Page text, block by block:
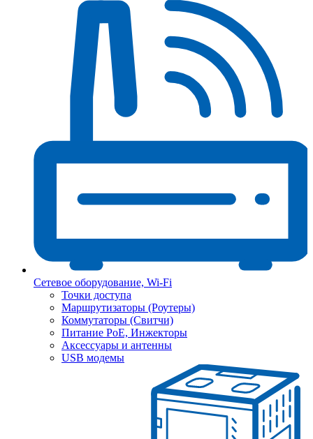
Сетевое оборудование, Wi-Fi
Точки доступа
Маршрутизаторы (Роутеры)
Коммутаторы (Свитчи)
Питание PoE, Инжекторы
Аксессуары и антенны
USB модемы